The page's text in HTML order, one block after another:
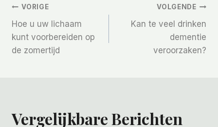
Bericht
Navigatie
VORIGE
Hoe u uw lichaam
kunt voorbereiden op
de zomertijd
VOLGENDE
Kan te veel drinken
dementie
veroorzaken?
Vergelijkbare Berichten